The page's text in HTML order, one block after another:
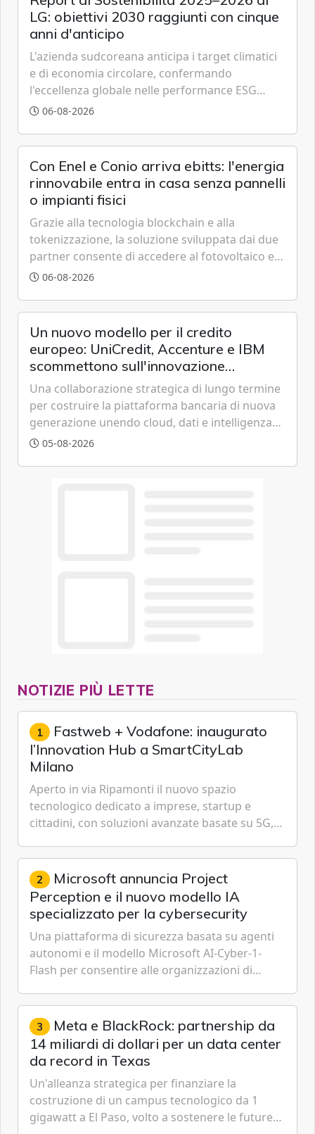
LG: obiettivi 2030 raggiunti con cinque
anni d'anticipo
L'azienda sudcoreana anticipa i target climatici
e di economia circolare, confermando
l'eccellenza globale nelle performance ESG
grazie a innovazione, accessibilità e governance
06-08-2026
Con Enel e Conio arriva ebitts: l'energia
rinnovabile entra in casa senza pannelli
o impianti fisici
Grazie alla tecnologia blockchain e alla
tokenizzazione, la soluzione sviluppata dai due
partner consente di accedere al fotovoltaico e
all'eolico ottenendo risparmi diretti in bolletta,
06-08-2026
Un nuovo modello per il credito
europeo: UniCredit, Accenture e IBM
scommettono sull'innovazione
tecnologica
Una collaborazione strategica di lungo termine
per costruire la piattaforma bancaria di nuova
generazione unendo cloud, dati e intelligenza
artificiale.
05-08-2026
NOTIZIE PIÙ LETTE
1 Fastweb + Vodafone: inaugurato
l’Innovation Hub a SmartCityLab
Milano
Aperto in via Ripamonti il nuovo spazio
tecnologico dedicato a imprese, startup e
cittadini, con soluzioni avanzate basate su 5G,
Cybersecurity.
2 Microsoft annuncia Project
Perception e il nuovo modello IA
specializzato per la cybersecurity
Una piattaforma di sicurezza basata su agenti
autonomi e il modello Microsoft AI-Cyber-1-
Flash per consentire alle organizzazioni di
gestione continua del rischio.
3 Meta e BlackRock: partnership da
14 miliardi di dollari per un data center
da record in Texas
Un'alleanza strategica per finanziare la
costruzione di un campus tecnologico da 1
gigawatt a El Paso, volto a sostenere le future